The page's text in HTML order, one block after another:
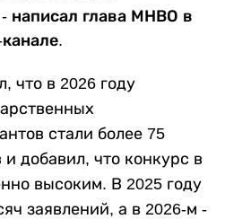
написал глава МНВО в
что в 2026 году
стали более 75
добавил, что конкурс в
высоким. В 2025 году
заявлений, а в 2026-м -